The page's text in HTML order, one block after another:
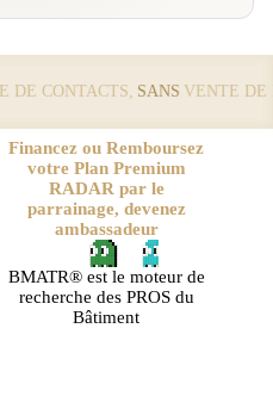
CONTACTS,SANSVENTE DE
Financez ou Remboursez
votre Plan Premium
RADAR par le
parrainage, devenez
ambassadeur
BMATR® est le moteur de
recherche des PROS du
Bâtiment